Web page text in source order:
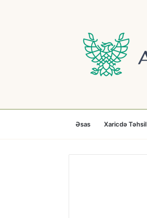
Əsas Xaricdə Təhsil